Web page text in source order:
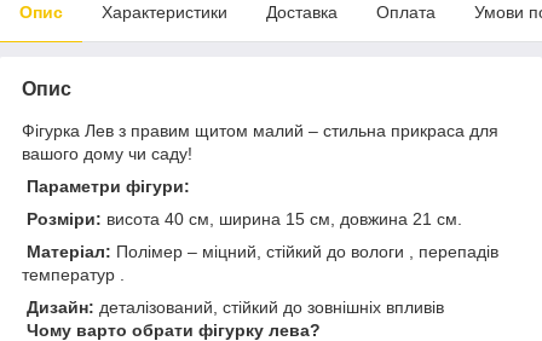
Опис Характеристики Доставка Оплата Умови
Опис
Фігурка Лев з правим щитом малий – стильна прикраса для
вашого дому чи саду!
Параметри фігури:
Розміри: висота 40 см, ширина 15 см, довжина 21 см.
Матеріал: Полімер – міцний, стійкий до вологи , перепадів
температур .
Дизайн: деталізований, стійкий до зовнішніх впливів
Чому варто обрати фігурку лева?